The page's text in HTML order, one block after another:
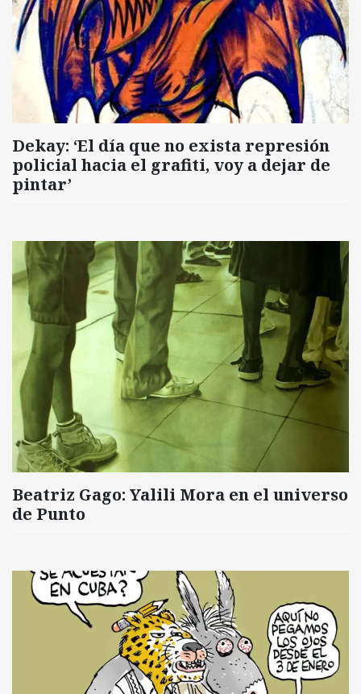
Dekay: ‘El día que no exista represión
policial hacia el grafiti, voy a dejar de
pintar’
Beatriz Gago: Yalili Mora en el universo
de Punto